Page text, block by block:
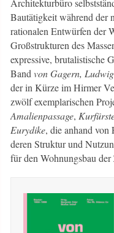
Architekturbüro
Bautätigkeit während der
rationalen Entwürfen der
Großstrukturen des
expressive, brutalistische
Bandvon Gagern,
der in Kürze im Hirmer
zwölf exemplarischen
Amalienpassage,
Eurydike, die anhand von
deren Struktur und
für den Wohnungsbau